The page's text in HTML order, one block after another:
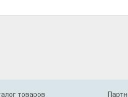
товаров